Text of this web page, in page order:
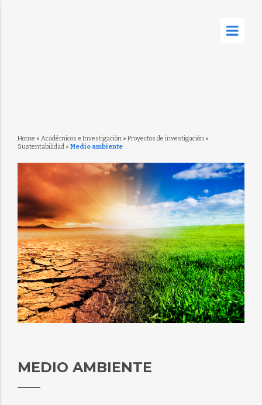
Home » Académicos e Investigación» Proyectos de investigación»
Sustentabilidad» Medio ambiente
MEDIO AMBIENTE